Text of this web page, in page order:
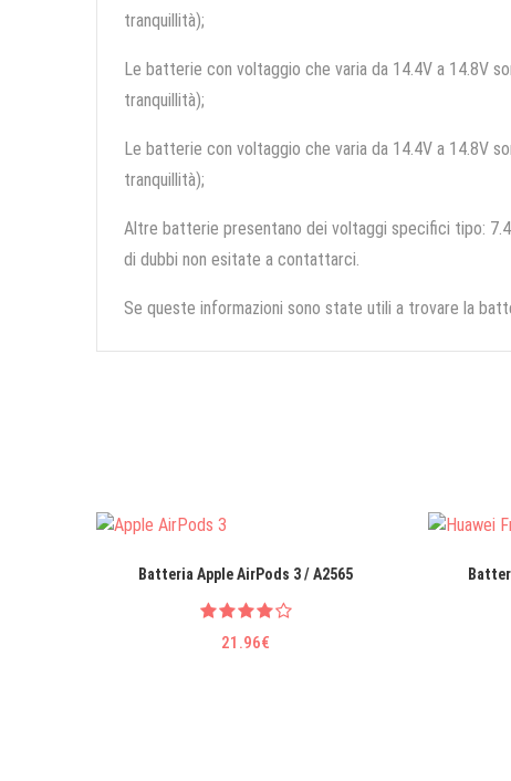
tranquillità);
Le batterie con voltaggio che varia da 14.4V a 14.8V
tranquillità);
Le batterie con voltaggio che varia da 14.4V a 14.8V
tranquillità);
Altre batterie presentano dei voltaggi specifici tipo:
di dubbi non esitate a contattarci.
Se queste informazioni sono state utili a trovare la
Batteria Apple AirPods 3 / A2565
21.96€